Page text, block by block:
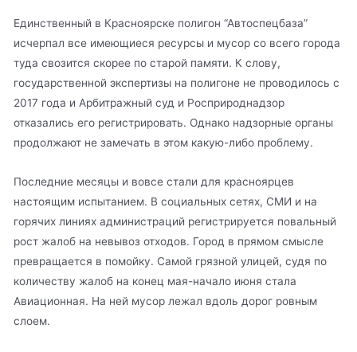
Единственный в Красноярске полигон “Автоспецбаза”
исчерпал все имеющиеся ресурсы и мусор со всего города
туда свозится скорее по старой памяти. К слову,
государственной экспертизы на полигоне не проводилось с
2017 года и Арбитражный суд и Росприроднадзор
отказались его регистрировать. Однако надзорные органы
продолжают не замечать в этом какую-либо проблему.
Последние месяцы и вовсе стали для красноярцев
настоящим испытанием. В социальных сетях, СМИ и на
горячих линиях администраций регистрируется повальный
рост жалоб на невывоз отходов. Город в прямом смысле
превращается в помойку. Самой грязной улицей, судя по
количеству жалоб на конец мая-начало июня стала
Авиационная. На ней мусор лежал вдоль дорог ровным
слоем.